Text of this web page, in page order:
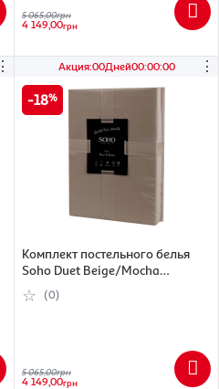
5 065,00грн
4 149,00грн
⋮
Акция:00Дней00:00:00
⋮
18
Комплект постельного белья
Soho Duet Beige/Mocha
Семейный 150х200 см
(7152629)
(0)
5 065,00грн
4 149,00грн